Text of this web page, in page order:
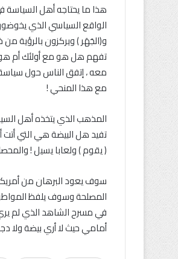
هذا ما يحتاجه أهل السياسة
الواقع السياسي الذي
و(الجَهَر ) ويركزون بالرؤية
تفهم هل هو مع أولئك أم هو
معه ، إتفق الناس حول سياسة
مع هذا المنحي !
المذهب الذي يتخذه أهل
تفيد هل البيضة هي التي
( يقوم ) ولعابا يسيل !
سوف يعود البرهان من
المصلحة وسوف يلفظ المواطن
في مسرح الشاهد الذي لم
أمامي حيث لا أري بيضة ولا